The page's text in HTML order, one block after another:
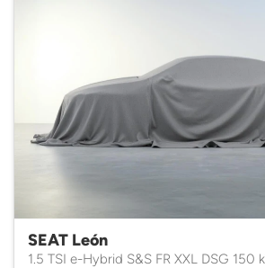
SEAT León
1.5 TSI e-Hybrid S&S FR XXL DSG 150